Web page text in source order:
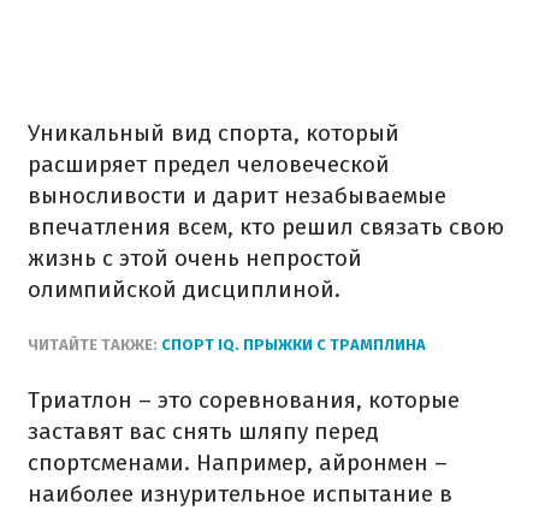
Уникальный вид спорта, который
расширяет предел человеческой
выносливости и дарит незабываемые
впечатления всем, кто решил связать свою
жизнь с этой очень непростой
олимпийской дисциплиной.
ЧИТАЙТЕ ТАКЖЕ: СПОРТ IQ. ПРЫЖКИ С ТРАМПЛИНА
Триатлон – это соревнования, которые
заставят вас снять шляпу перед
спортсменами. Например, айронмен –
наиболее изнурительное испытание в